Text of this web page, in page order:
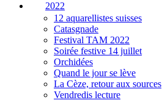
2022
12 aquarellistes suisses
Catasgnade
Festival TAM 2022
Soirée festive 14 juillet
Orchidées
Quand le jour se lève
La Cèze, retour aux sources
Vendredis lecture